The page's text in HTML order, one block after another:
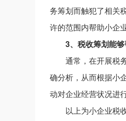
务筹划而触犯了相关
许的范围内帮助小企
3、税收筹划能
通常，在开展税
确分析，从而根据小
动对企业经营状况进
以上为小企业税